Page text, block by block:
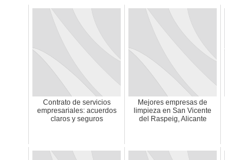
Contrato de servicios
empresariales: acuerdos
claros y seguros
Mejores empresas de
limpieza en San Vicente
del Raspeig, Alicante